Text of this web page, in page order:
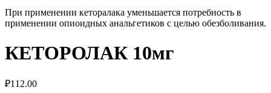
При применении кеторалака уменьшается потребность в
применении опиоидных анальгетиков с целью обезболивания.
КЕТОРОЛАК 10мг
₽112.00